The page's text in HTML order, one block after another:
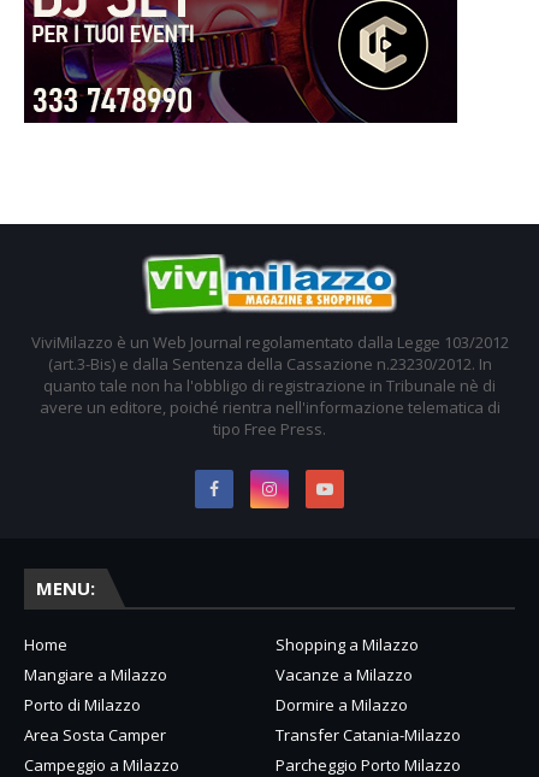
ViviMilazzo è un Web Journal regolamentato dalla Legge 103/2012
(art.3-Bis) e dalla Sentenza della Cassazione n.23230/2012. In
quanto tale non ha l'obbligo di registrazione in Tribunale nè di
avere un editore, poiché rientra nell'informazione telematica di
tipo Free Press.
MENU:
Home
Shopping a Milazzo
Mangiare a Milazzo
Vacanze a Milazzo
Porto di Milazzo
Dormire a Milazzo
Area Sosta Camper
Transfer Catania-Milazzo
Campeggio a Milazzo
Parcheggio Porto Milazzo